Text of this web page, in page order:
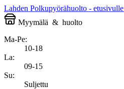
Lahden Polkupyörähuolto - etusivulle
Myymälä & huolto
Ma-Pe:
10-18
La:
09-15
Su:
Suljettu